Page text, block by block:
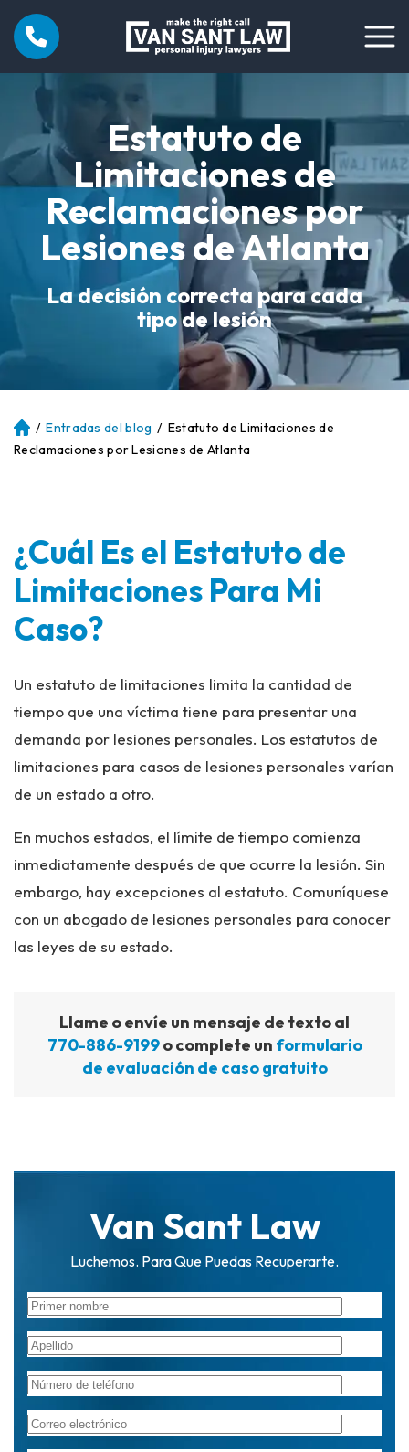
Estatuto de
Limitaciones de
Reclamaciones por
Lesiones de Atlanta
La decisión correcta para cada
tipo de lesión
Ini
ci
/ Entradas del blog / Estatuto de Limitaciones de
Reclamaciones por Lesiones de Atlanta
¿Cuál Es el Estatuto de
Limitaciones Para Mi
Caso?
Un estatuto de limitaciones limita la cantidad de
tiempo que una víctima tiene para presentar una
demanda por lesiones personales. Los estatutos de
limitaciones para casos de lesiones personales varían
de un estado a otro.
En muchos estados, el límite de tiempo comienza
inmediatamente después de que ocurre la lesión. Sin
embargo, hay excepciones al estatuto. Comuníquese
con un abogado de lesiones personales para conocer
las leyes de su estado.
Llame o envíe un mensaje de texto al
770-886-9199o complete un formulario
de evaluación de caso gratuito
Van Sant Law
Luchemos. Para Que Puedas Recuperarte.